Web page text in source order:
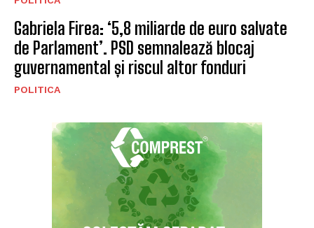
Gabriela Firea: ‘5,8 miliarde de euro salvate
de Parlament’. PSD semnalează blocaj
guvernamental și riscul altor fonduri
POLITICA